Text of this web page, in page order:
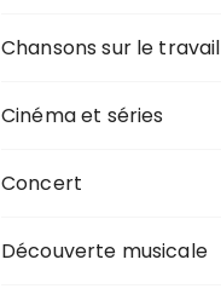
Chansons sur le travail
Cinéma et séries
Concert
Découverte musicale